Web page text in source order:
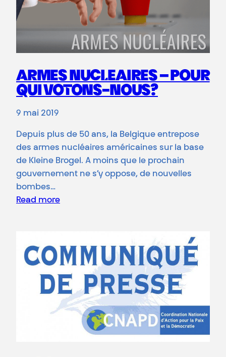
ARMES NUCLEAIRES – POUR
QUI VOTONS-NOUS?
9 mai 2019
Depuis plus de 50 ans, la Belgique entrepose
des armes nucléaires américaines sur la base
de Kleine Brogel. A moins que le prochain
gouvernement ne s’y oppose, de nouvelles
bombes…
Read more